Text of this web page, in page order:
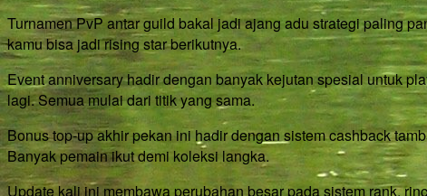
Turnamen PvP antar guild bakal jadi ajang adu strategi paling
kamu bisa jadi rising star berikutnya.
Event anniversary hadir dengan banyak kejutan spesial untuk
lagi. Semua mulai dari titik yang sama.
Bonus top-up akhir pekan ini hadir dengan sistem cashback
Banyak pemain ikut demi koleksi langka.
Update kali ini membawa perubahan besar pada sistem rank,